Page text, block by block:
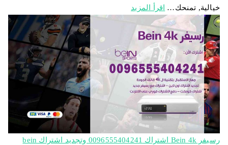
خيالية, تمنحك…
اقرأ المزيد
رسيفر Bein 4k اشتراك 0096555404241 وتجديد اشتراك bein